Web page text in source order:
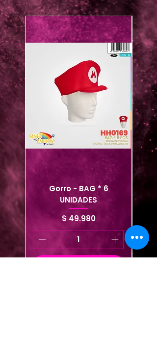
Gorro - BAG * 6
UNIDADES
Precio
$ 49.980